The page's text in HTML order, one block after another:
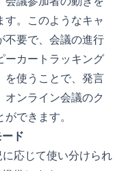
す。このようなキャ
不要で、会議の進行
ーカートラッキング
を使うことで、発言
ンライン会議のク
できます。
ド
応じて使い分けられ